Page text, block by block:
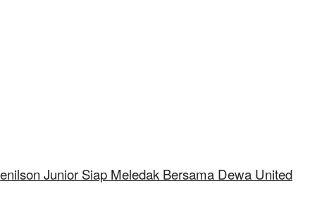
Junior Siap Meledak Bersama Dewa United